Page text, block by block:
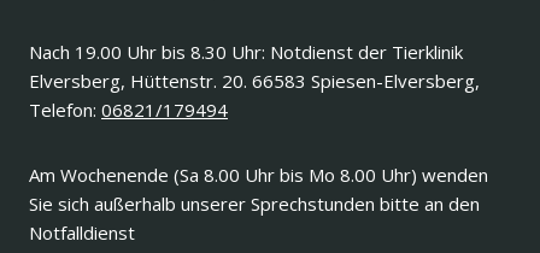
Nach 19.00 Uhr bis 8.30 Uhr: Notdienst der Tierklinik
Elversberg, Hüttenstr. 20. 66583 Spiesen-Elversberg,
Telefon: 06821/179494
Am Wochenende (Sa 8.00 Uhr bis Mo 8.00 Uhr) wenden
Sie sich außerhalb unserer Sprechstunden bitte an den
Notfalldienst